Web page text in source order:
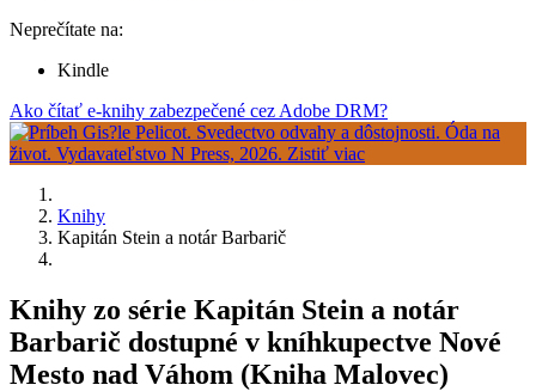
Neprečítate na:
Kindle
Ako čítať e-knihy zabezpečené cez Adobe DRM?
Knihy
Kapitán Stein a notár Barbarič
Knihy zo série Kapitán Stein a notár
Barbarič dostupné v kníhkupectve Nové
Mesto nad Váhom (Kniha Malovec)